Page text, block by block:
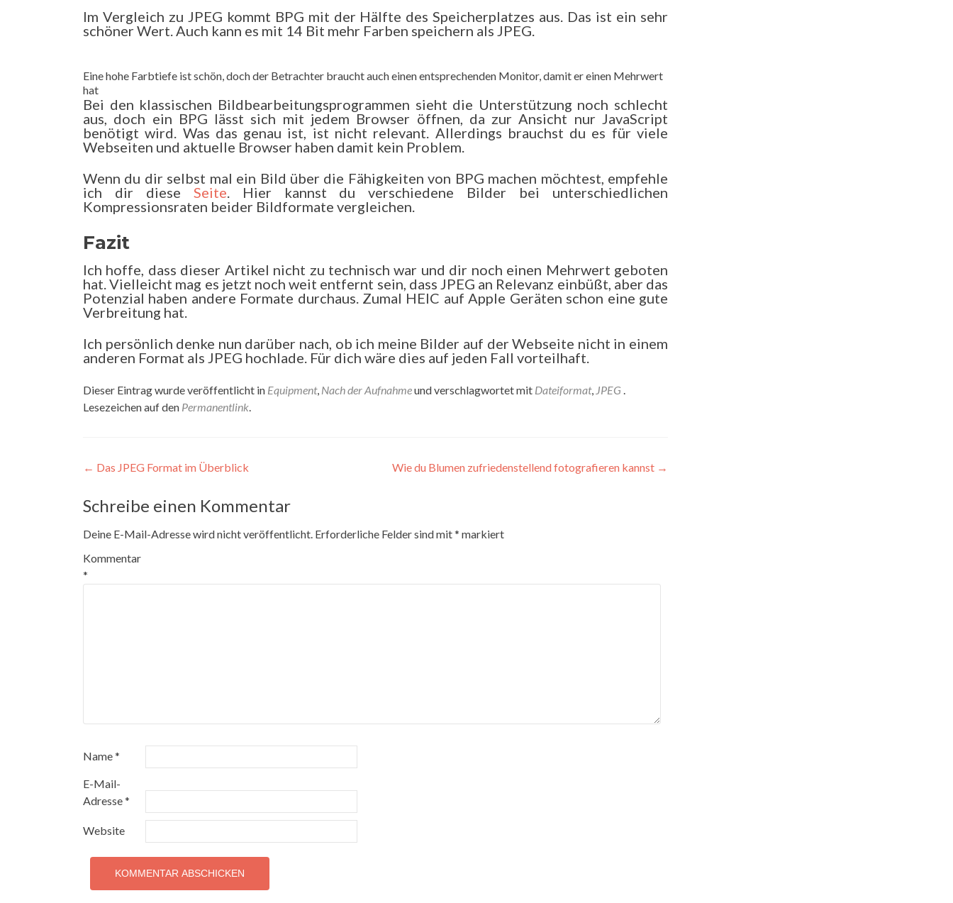
Im Vergleich zu JPEG kommt BPG mit der Hälfte des Speicherplatzes aus. Das ist ein sehr
schöner Wert. Auch kann es mit 14 Bit mehr Farben speichern als JPEG.
Eine hohe Farbtiefe ist schön, doch der Betrachter braucht auch einen entsprechenden Monitor, damit er einen Mehrwert
hat
Bei den klassischen Bildbearbeitungsprogrammen sieht die Unterstützung noch schlecht
aus, doch ein BPG lässt sich mit jedem Browser öffnen, da zur Ansicht nur JavaScript
benötigt wird. Was das genau ist, ist nicht relevant. Allerdings brauchst du es für viele
Webseiten und aktuelle Browser haben damit kein Problem.
Wenn du dir selbst mal ein Bild über die Fähigkeiten von BPG machen möchtest, empfehle
ich dir diese Seite. Hier kannst du verschiedene Bilder bei unterschiedlichen
Kompressionsraten beider Bildformate vergleichen.
Fazit
Ich hoffe, dass dieser Artikel nicht zu technisch war und dir noch einen Mehrwert geboten
hat. Vielleicht mag es jetzt noch weit entfernt sein, dass JPEG an Relevanz einbüßt, aber das
Potenzial haben andere Formate durchaus. Zumal HEIC auf Apple Geräten schon eine gute
Verbreitung hat.
Ich persönlich denke nun darüber nach, ob ich meine Bilder auf der Webseite nicht in einem
anderen Format als JPEG hochlade. Für dich wäre dies auf jeden Fall vorteilhaft.
Dieser Eintrag wurde veröffentlicht in Equipment, Nach der Aufnahmeund verschlagwortet mit Dateiformat, JPEG .
Lesezeichen auf den Permanentlink.
Beitragsnavigation
← Das JPEG Format im Überblick Wie du Blumen zufriedenstellend fotografieren kannst →
Schreibe einen Kommentar
Deine E-Mail-Adresse wird nicht veröffentlicht. Erforderliche Felder sind mit* markiert
Kommentar
*
Name*
E-Mail-
Adresse*
Website